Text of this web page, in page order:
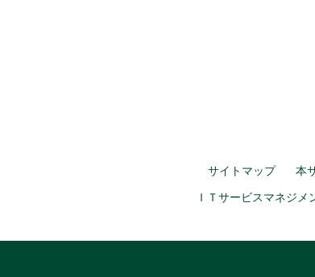
サイトマップ 本
ＩＴサービスマネジメ